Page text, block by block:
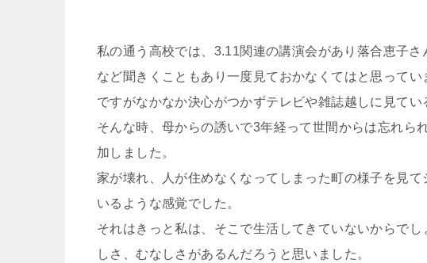
私の通う高校では、3.11関連の講演会があり落合恵子
など聞きくこともあり一度見ておかなくてはと思ってい
ですがなかなか決心がつかずテレビや雑誌越しに見てい
そんな時、母からの誘いで3年経って世間からは忘れら
加しました。
家が壊れ、人が住めなくなってしまった町の様子を見
いるような感覚でした。
それはきっと私は、そこで生活してきていないからで
しさ、むなしさがあるんだろうと思いました。